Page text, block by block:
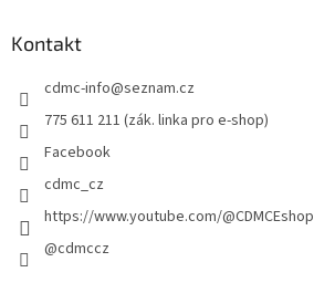
Kontakt
cdmc-info@seznam.cz
775 611 211 (zák. linka pro e-shop)
Facebook
cdmc_cz
https://www.youtube.com/@CDMCEshop
@cdmccz